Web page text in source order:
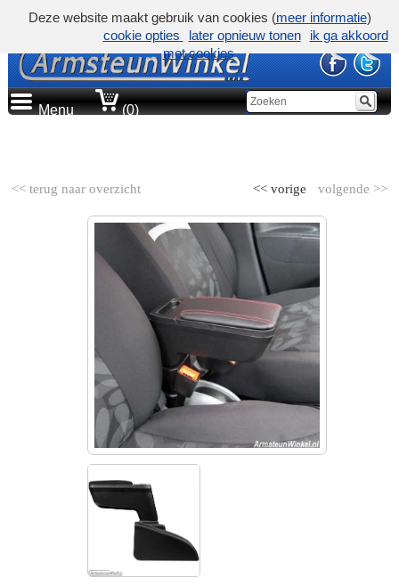
Menu (0)
<< terug naar overzicht volgende >>
<< vorige
Deze website maakt gebruik van cookies (meer informatie)
cookie opties
later opnieuw tonen
ik ga akkoord
met cookies